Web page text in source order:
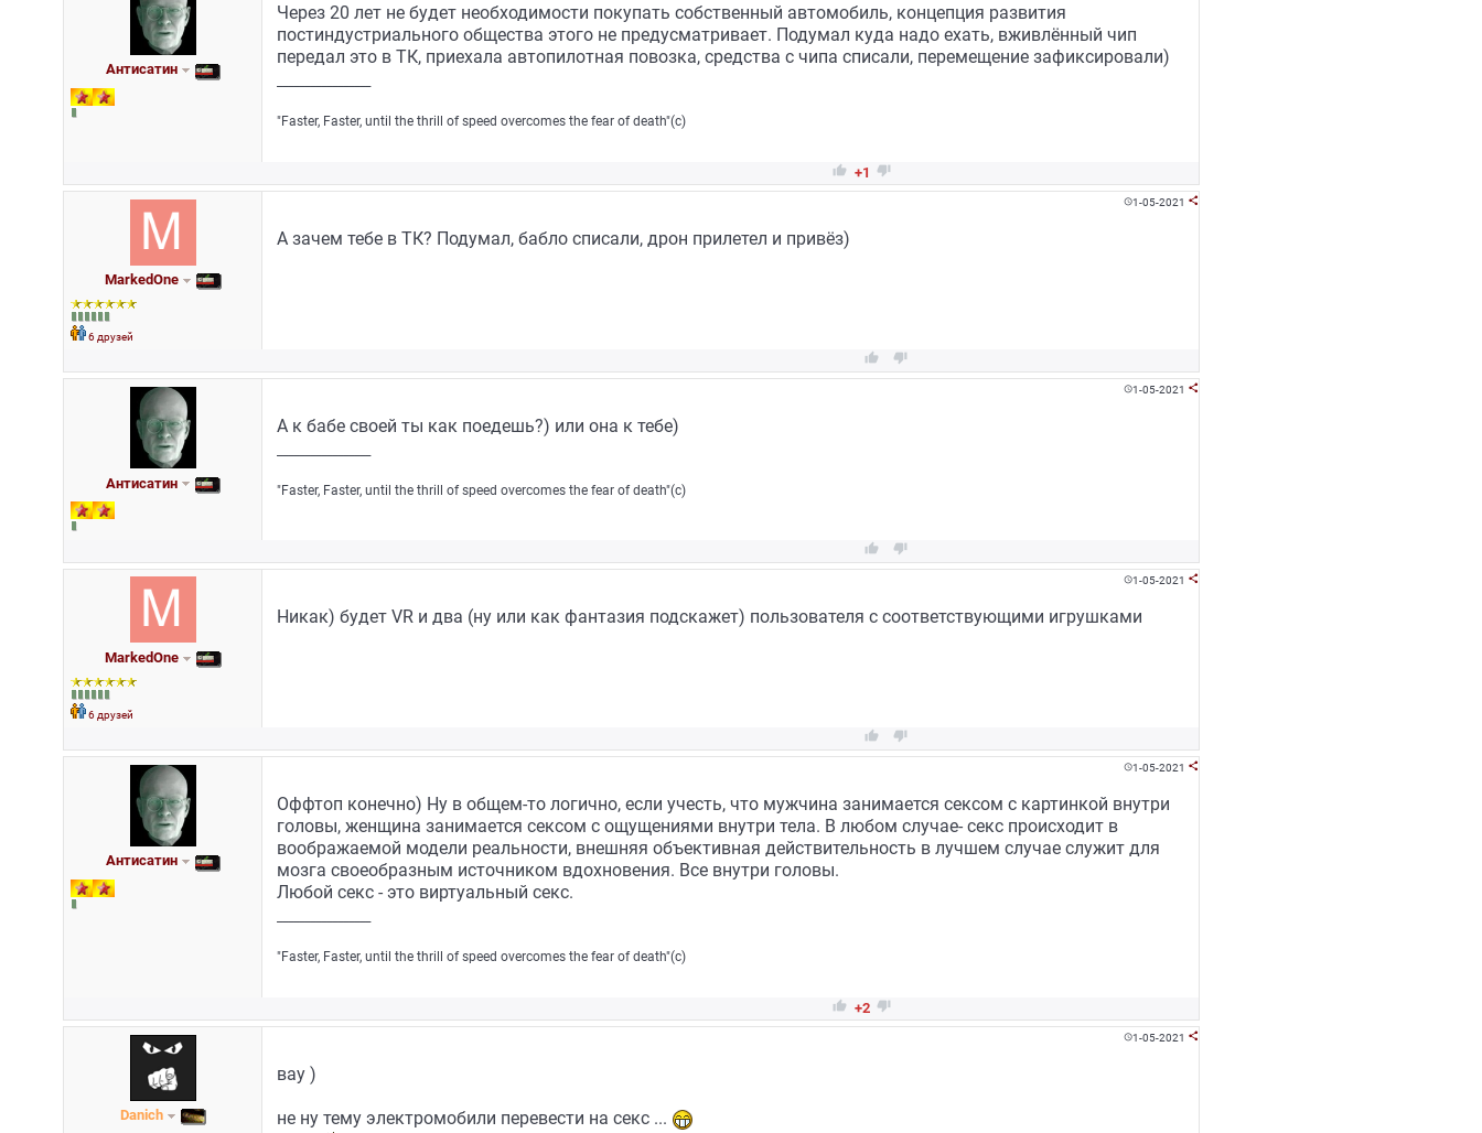
Антисатин
Через 20 лет не будет необходимости покупать собственный автомобиль, концепция развития
постиндустриального общества этого не предусматривает. Подумал куда надо ехать, вживлённый чип
передал это в ТК, приехала автопилотная повозка, средства с чипа списали, перемещение зафиксировали)
"Faster, Faster, until the thrill of speed overcomes the fear of death"(c)
 +1 
MarkedOne
6 друзей
1-05-2021 
А зачем тебе в ТК? Подумал, бабло списали, дрон прилетел и привёз)
 
Антисатин
1-05-2021 
А к бабе своей ты как поедешь?) или она к тебе)
"Faster, Faster, until the thrill of speed overcomes the fear of death"(c)
 
MarkedOne
6 друзей
1-05-2021 
Никак) будет VR и два (ну или как фантазия подскажет) пользователя с соответствующими игрушками
 
Антисатин
1-05-2021 
Оффтоп конечно) Ну в общем-то логично, если учесть, что мужчина занимается сексом с картинкой внутри
головы, женщина занимается сексом с ощущениями внутри тела. В любом случае- секс происходит в
воображаемой модели реальности, внешняя объективная действительность в лучшем случае служит для
мозга своеобразным источником вдохновения. Все внутри головы.
Любой секс - это виртуальный секс.
"Faster, Faster, until the thrill of speed overcomes the fear of death"(c)
 +2 
Danich
1-05-2021 
вау )
не ну тему электромобили перевести на секс ...